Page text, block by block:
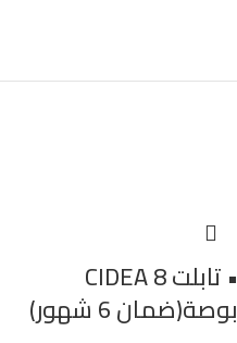
• تابلت CIDEA 8
بوصة(ضمان 6 شهور)